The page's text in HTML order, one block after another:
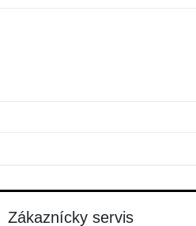
Zákaznícky servis